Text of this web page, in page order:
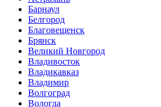
Барнаул
Белгород
Благовещенск
Брянск
Великий Новгород
Владивосток
Владикавказ
Владимир
Волгоград
Вологда